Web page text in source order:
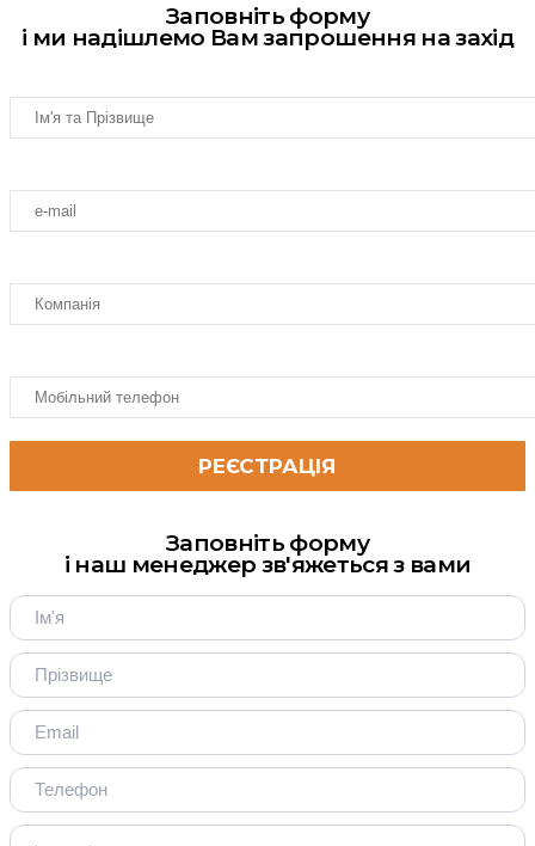
Заповніть форму
і ми надішлемо Вам запрошення на захід
Заповніть форму
і наш менеджер зв'яжеться з вами